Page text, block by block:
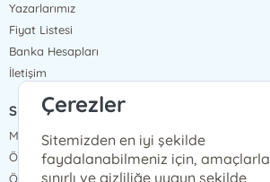
Yazarlarımız
Fiyat Listesi
Banka Hesapları
İletişim
SÖZLEŞMELER
Mesafeli Satış Sözleşmesi
Ön Bilgilendirme Formu
Ödeme ve Teslimat
Çerezler
Sitemizden en iyi şekilde
faydalanabilmeniz için, amaçlarla
sınırlı ve gizliliğe uygun şekilde